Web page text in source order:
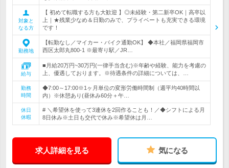
対象と
なる方
【 初めて転職する方も大歓迎 】◎未経験・第二新卒OK｜高卒以
上｜★残業少なめ＆日勤のみで、プライベートも充実できる環境
です！
勤務地
【転勤なし／マイカー・バイク通勤OK】 ◆本社／福岡県福岡市
西区太郎丸800-1 ※最寄り駅／JR…
給与
■月給20万円~30万円(一律手当含む)※年齢や経験、能力を考慮の
上、優遇しております。※待遇条件の詳細については、…
勤務
時間
◆7:00～17:00※1ヶ月単位の変形労働時間制（週平均40時間以
内）※休憩あり(昼休み60分＋午…
休日
休暇
# ＼希望休を使って3連休を2回作ることも！／◆シフトによる月
8日休み※土日も交代で休み※希望休は月…
求人詳細を見る 気になる